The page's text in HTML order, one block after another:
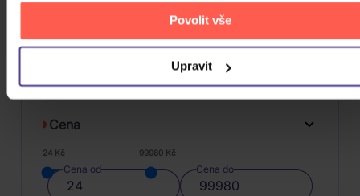
Povolit vše
Upravit
FILTRY
Cena
24 Kč 99980 Kč
Cena od Cena do